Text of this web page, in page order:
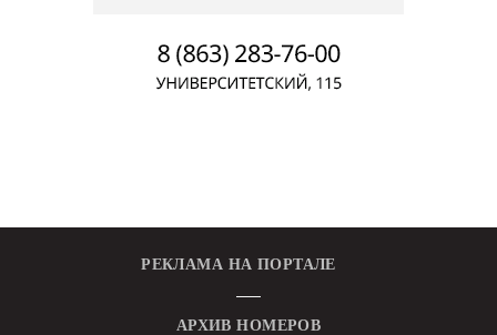
РЕКЛАМА НА ПОРТАЛЕ
АРХИВ НОМЕРОВ